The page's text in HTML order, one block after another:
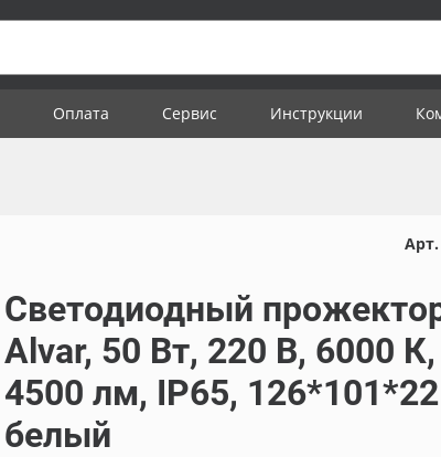
Оплата Сервис Инструкции
Арт.
Светодиодный
Alvar, 50 Вт, 220 В, 6000 К,
4500 лм, IP65,
белый